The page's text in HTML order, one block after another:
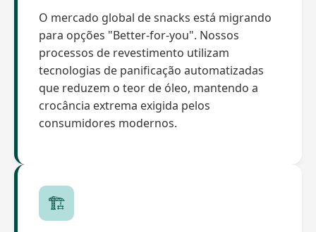
O mercado global de snacks está migrando
para opções "Better-for-you". Nossos
processos de revestimento utilizam
tecnologias de panificação automatizadas
que reduzem o teor de óleo, mantendo a
crocância extrema exigida pelos
consumidores modernos.
🏗️